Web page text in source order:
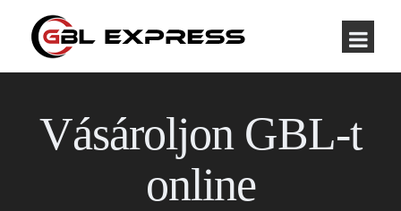
Vásároljon GBL-t
online